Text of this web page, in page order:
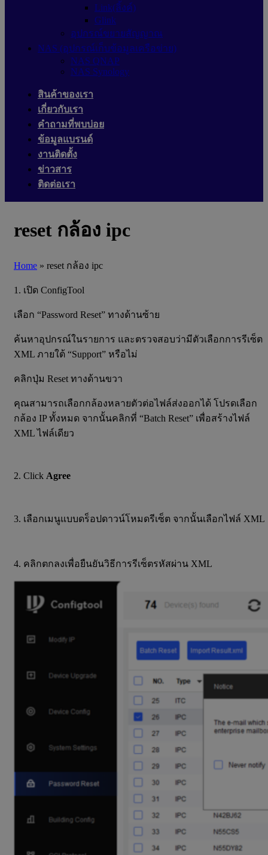
Link(ลิ้งค์)
Glink
อุปกรณ์ขยายสัญญาณ
NAS (อุปกรณ์เก็บข้อมูลเครือข่าย)
NAS QNAP
NAS Synology
สินค้าของเรา
เกี่ยวกับเรา
คำถามที่พบบ่อย
ข้อมูลแบรนด์
งานติดตั้ง
ข่าวสาร
ติดต่อเรา
reset กล้อง ipc
Home » reset กล้อง ipc
1. เปิด ConfigTool
เลือก “Password Reset” ทางด้านซ้าย
ค้นหาอุปกรณ์ในรายการ และตรวจสอบว่ามีตัวเลือกการรีเซ็ต
XML ภายใต้ “Support” หรือไม่
คลิกปุ่ม Reset ทางด้านขวา
คุณสามารถเลือกกล้องหลายตัวต่อไฟล์ส่งออกได้ โปรดเลือก
กล้อง IP ทั้งหมด จากนั้นคลิกที่ “Batch Reset” เพื่อสร้างไฟล์
XML ไฟล์เดียว
2. Click Agree
3. เลือกเมนูแบบดร็อปดาวน์โหมดรีเซ็ต จากนั้นเลือกไฟล์ XML
4. คลิกตกลงเพื่อยืนยันวิธีการรีเซ็ตรหัสผ่าน XML